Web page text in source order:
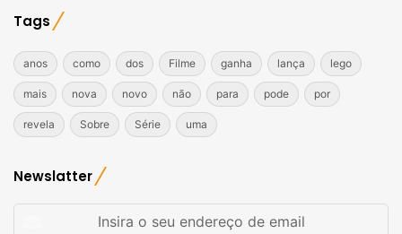
Tags
anos como dos Filme ganha lança lego
mais nova novo não para pode por
revela Sobre Série uma
Newslatter